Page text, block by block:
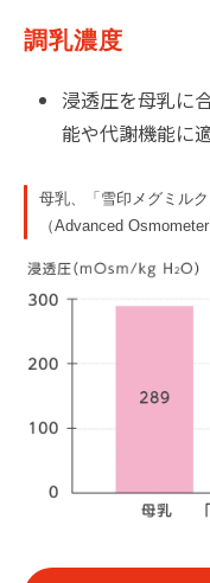
調乳濃度
浸透圧を母乳に
能や代謝機能に
母乳、「雪印メグミル
（Advanced